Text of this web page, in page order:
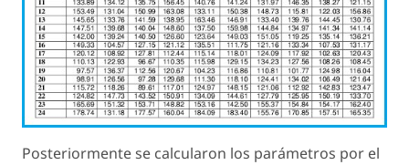
Posteriormente se calcularon los parámetros por el